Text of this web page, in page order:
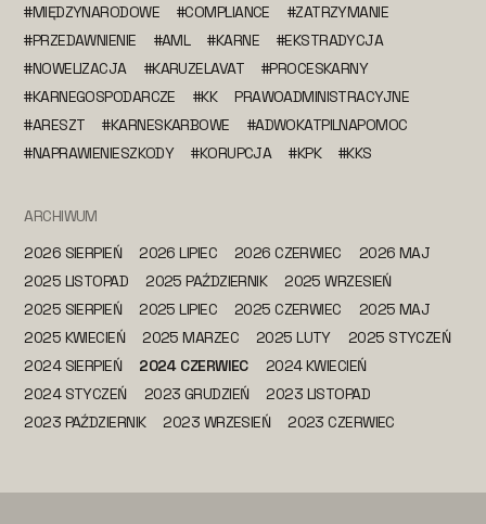
#MIĘDZYNARODOWE
#COMPLIANCE
#ZATRZYMANIE
#PRZEDAWNIENIE
#AML #KARNE
#EKSTRADYCJA
#NOWELIZACJA
#KARUZELAVAT
#PROCESKARNY
#KARNEGOSPODARCZE
#KK
PRAWOADMINISTRACYJNE
#ARESZT
#KARNESKARBOWE
#ADWOKATPILNAPOMOC
#NAPRAWIENIESZKODY
#KORUPCJA #KPK #KKS
ARCHIWUM
2026 SIERPIEŃ
2026 LIPIEC 2026 CZERWIEC
2026 MAJ
2025 LISTOPAD
2025 PAŹDZIERNIK
2025 WRZESIEŃ
2025 SIERPIEŃ
2025 LIPIEC 2025 CZERWIEC
2025 MAJ
2025 KWIECIEŃ
2025 MARZEC 2025 LUTY
2025 STYCZEŃ
2024 SIERPIEŃ
2024 CZERWIEC
2024 KWIECIEŃ
2024 STYCZEŃ
2023 GRUDZIEŃ
2023 LISTOPAD
2023 PAŹDZIERNIK
2023 WRZESIEŃ 2023 CZERWIEC